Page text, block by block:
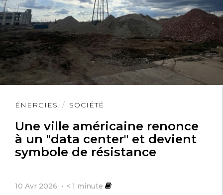
ÉNERGIES SOCIÉTÉ
Une ville américaine renonce
à un "data center" et devient
symbole de résistance
10 Avr 2026 < 1 minute
Lire